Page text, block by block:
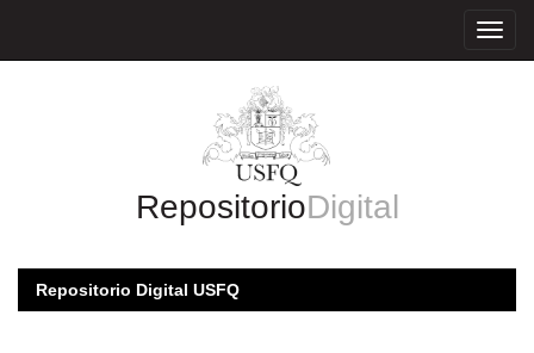
RepositorioDigital
Repositorio Digital USFQ